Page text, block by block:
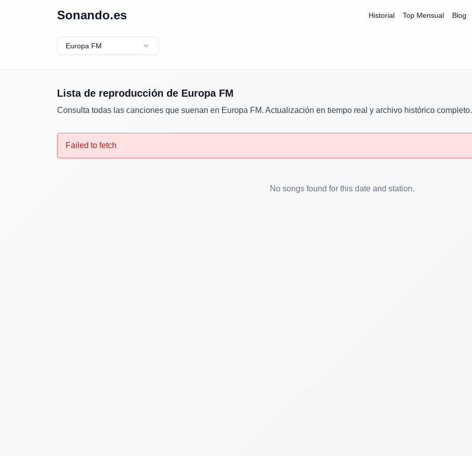
Sonando.es Historial Top Mensual Blog
Europa FM
Lista de reproducción de Europa FM
Consulta todas las canciones que suenan en Europa FM. Actualización en tiempo real y archivo histórico completo.
Failed to fetch
No songs found for this date and station.